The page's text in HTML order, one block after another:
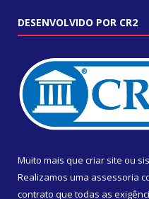
DESENVOLVIDO POR CR2
Muito mais que criar site ou
Realizamos uma assessoria
contrato que todas as